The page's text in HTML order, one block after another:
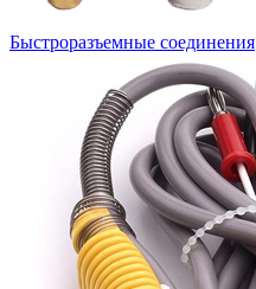
Быстроразъемные соединения